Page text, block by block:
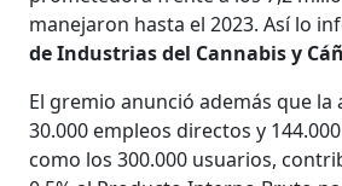
manejaron hasta el 2023. Así lo
de Industrias del Cannabis y
El gremio anunció además que
30.000 empleos directos y
como los 300.000 usuarios,